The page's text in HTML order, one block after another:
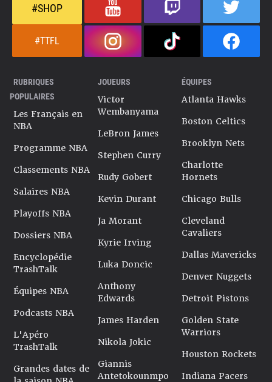
#SHOP
#TTFL
RUBRIQUES
POPULAIRES
Les Français en
NBA
Programme NBA
Classements NBA
Salaires NBA
Playoffs NBA
Dossiers NBA
Encyclopédie
TrashTalk
Équipes NBA
Podcasts NBA
L'Apéro
TrashTalk
Grandes dates de
JOUEURS
Victor
Wembanyama
LeBron James
Stephen Curry
Rudy Gobert
Kevin Durant
Ja Morant
Kyrie Irving
Luka Doncic
Anthony
Edwards
James Harden
Nikola Jokic
Giannis
Antetokounmpo
ÉQUIPES
Atlanta Hawks
Boston Celtics
Brooklyn Nets
Charlotte
Hornets
Chicago Bulls
Cleveland
Cavaliers
Dallas Mavericks
Denver Nuggets
Detroit Pistons
Golden State
Warriors
Houston Rockets
Indiana Pacers